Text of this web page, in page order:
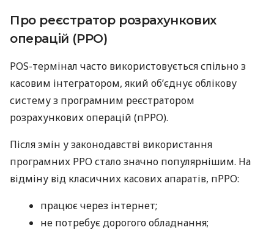
Про реєстратор розрахункових
операцій (РРО)
POS-термінал часто використовується спільно з
касовим інтегратором, який об’єднує облікову
систему з програмним реєстратором
розрахункових операцій (пРРО).
Після змін у законодавстві використання
програмних РРО стало значно популярнішим. На
відміну від класичних касових апаратів, пРРО:
працює через інтернет;
не потребує дорогого обладнання;